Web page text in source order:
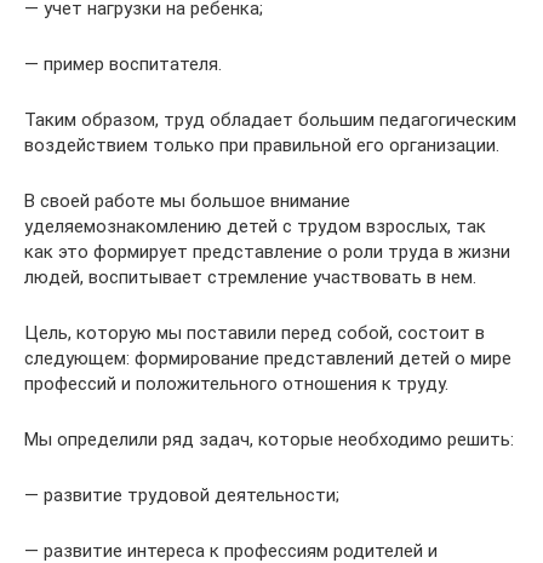
— учет нагрузки на ребенка;
— пример воспитателя.
Таким образом, труд обладает большим педагогическим
воздействием только при правильной его организации.
В своей работе мы большое внимание
уделяемознакомлению детей с трудом взрослых, так
как это формирует представление о роли труда в жизни
людей, воспитывает стремление участвовать в нем.
Цель, которую мы поставили перед собой, состоит в
следующем: формирование представлений детей о мире
профессий и положительного отношения к труду.
Мы определили ряд задач, которые необходимо решить:
— развитие трудовой деятельности;
— развитие интереса к профессиям родителей и